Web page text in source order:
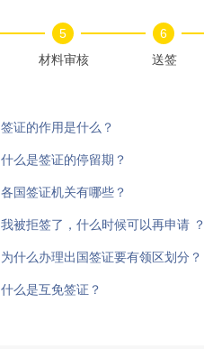
5 6
材料审核 送签
签证的作用是什么？
什么是签证的停留期？
各国签证机关有哪些？
我被拒签了，什么时候可以再申请 ？
为什么办理出国签证要有领区划分？
什么是互免签证？